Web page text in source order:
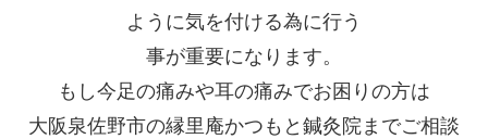
ように気を付ける為に行う
事が重要になります。
もし今足の痛みや耳の痛みでお困りの方は
大阪泉佐野市の縁里庵かつもと鍼灸院までご相談